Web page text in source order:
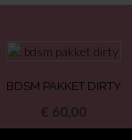
BDSM PAKKET DIRTY
€ 60,00